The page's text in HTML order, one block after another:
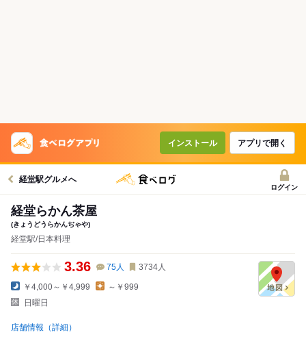
インストール アプリで開く
経堂駅グルメへ
ログイン
経堂らかん茶屋
(きょうどうらかんぢゃや)
経堂駅/日本料理
3.36 75人 3734人
￥4,000～￥4,999
～￥999
日曜日
店舗情報（詳細）